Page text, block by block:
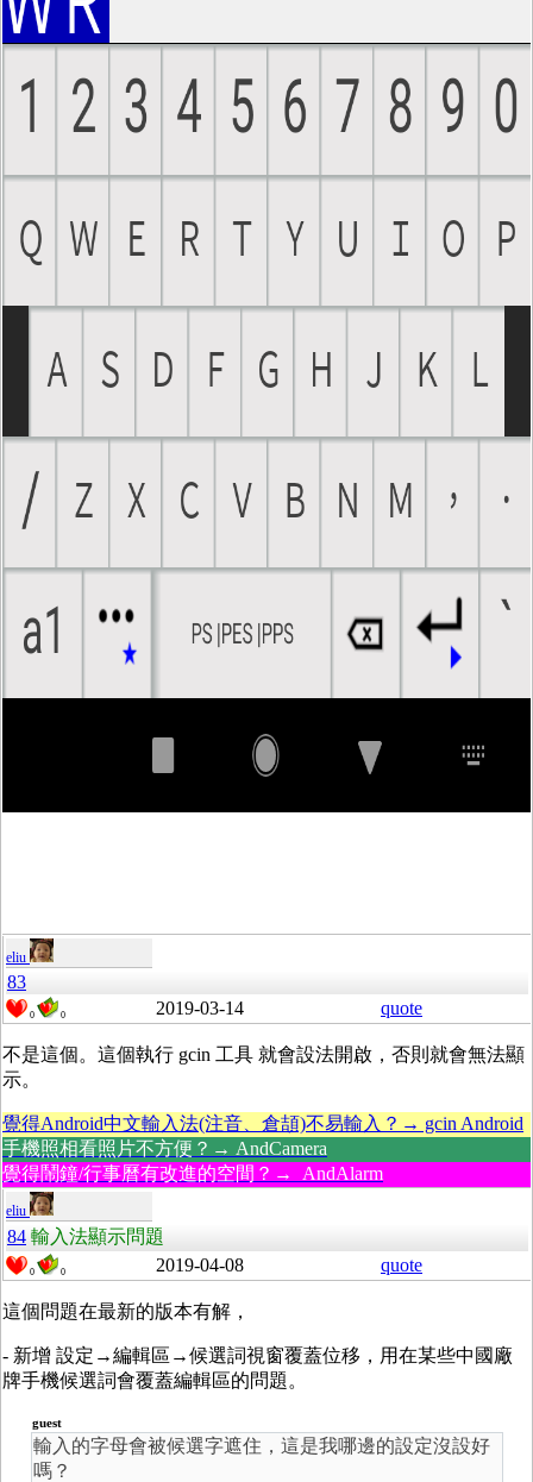
eliu
83
0 0 2019-03-14 quote
不是這個。這個執行 gcin 工具 就會設法開啟，否則就會無法顯
示。
覺得Android中文輸入法(注音、倉頡)不易輸入？→ gcin Android
手機照相看照片不方便？→ AndCamera
覺得鬧鐘/行事曆有改進的空間？→ AndAlarm
eliu
84 輸入法顯示問題
0 0 2019-04-08 quote
這個問題在最新的版本有解，
- 新增 設定→編輯區→候選詞視窗覆蓋位移，用在某些中國廠
牌手機候選詞會覆蓋編輯區的問題。
guest
輸入的字母會被候選字遮住，這是我哪邊的設定沒設好
嗎？